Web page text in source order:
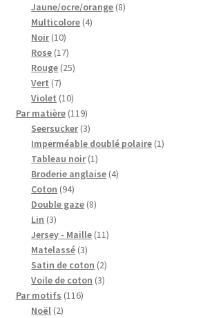
produits
Jaune/ocre/orange 88
Multicolore 44
Noir 1010
produits
Rose 1717
produits
Rouge 2525
Vert 77
produits
Violet 1010
produits
Par matière 119119
produits
Seersucker 33
produits
Imperméable doublé polaire 11
Tableau noir 11
produit
Broderie anglaise 44
Coton 9494
produits
Double gaze 88
Lin 33
produits
Jersey - Maille 1111
Matelassé 33
produits
Satin de coton 22
produits
Voile de coton 33
Par motifs 116116
Noël 22